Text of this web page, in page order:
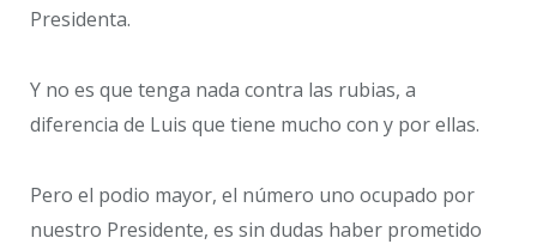
Presidenta.
Y no es que tenga nada contra las rubias, a
diferencia de Luis que tiene mucho con y por ellas.
Pero el podio mayor, el número uno ocupado por
nuestro Presidente, es sin dudas haber prometido